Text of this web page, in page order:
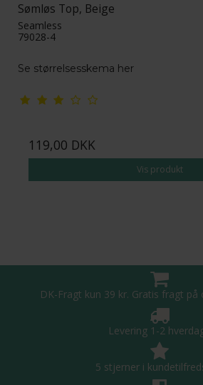
Sømløs Top, Beige
Seamless
79028-4
Se størrelsesskema her
119,00 DKK
Vis produkt
DK-Fragt kun 39 kr. Gratis fragt
Levering 1-2
5 stjerner i